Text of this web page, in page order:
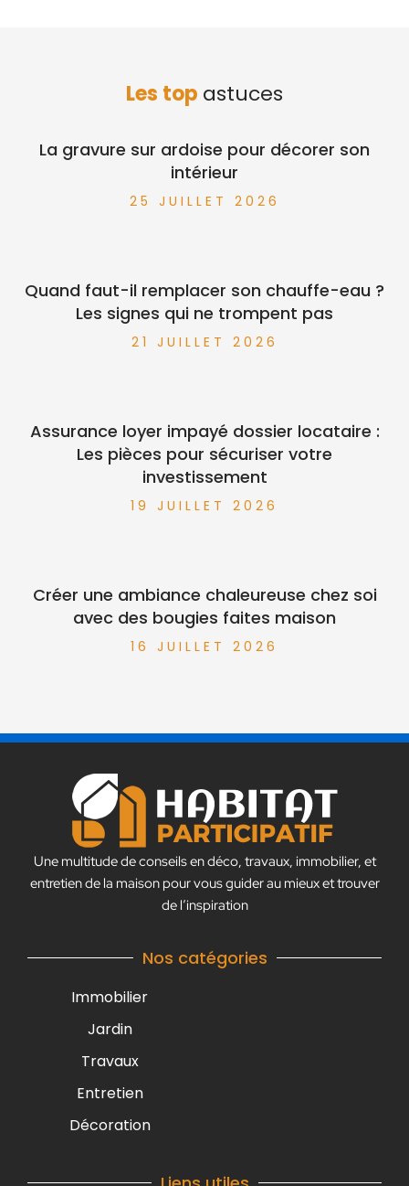
Les top astuces
La gravure sur ardoise pour décorer son
intérieur
25 JUILLET 2026
Quand faut-il remplacer son chauffe-eau ?
Les signes qui ne trompent pas
21 JUILLET 2026
Assurance loyer impayé dossier locataire :
Les pièces pour sécuriser votre
investissement
19 JUILLET 2026
Créer une ambiance chaleureuse chez soi
avec des bougies faites maison
16 JUILLET 2026
Une multitude de conseils en déco, travaux, immobilier, et
entretien de la maison pour vous guider au mieux et trouver
de l’inspiration
Nos catégories
Immobilier
Jardin
Travaux
Entretien
Décoration